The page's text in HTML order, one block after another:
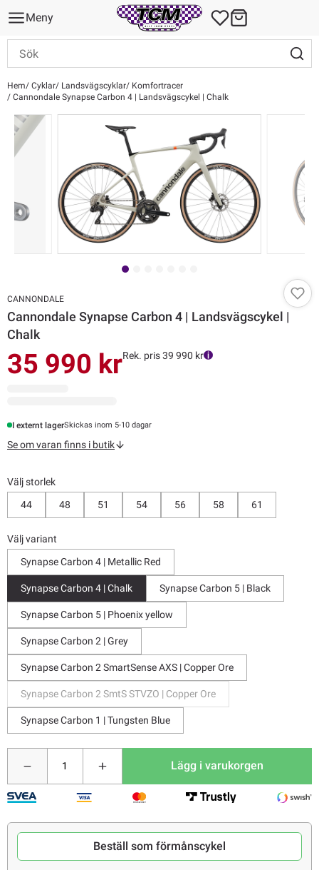
Meny
Hem Cyklar Landsvägscyklar
Komfortracer
Cannondale Synapse Carbon 4 | Landsvägscykel | Chalk
CANNONDALE
Cannondale Synapse Carbon 4 | Landsvägscykel |
Chalk
35 990 krRek. pris 39 990 kr
I externt lagerSkickas inom 5-10 dagar
Se om varan finns i butik
Välj storlek
44
48 51 54 56 58 61
Välj variant
Synapse Carbon 4 | Metallic Red
Synapse Carbon 4 | Chalk Synapse Carbon 5 | Black
Synapse Carbon 5 | Phoenix yellow
Synapse Carbon 2 | Grey
Synapse Carbon 2 SmartSense AXS | Copper Ore
Synapse Carbon 2 SmtS STVZO | Copper Ore
Synapse Carbon 1 | Tungsten Blue
Lägg i varukorgen
Beställ som förmånscykel